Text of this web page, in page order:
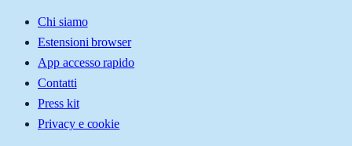
Chi siamo
Estensioni browser
App accesso rapido
Contatti
Press kit
Privacy e cookie